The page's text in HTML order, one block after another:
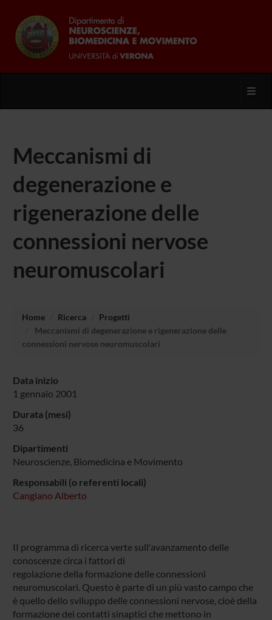
Meccanismi di
degenerazione e
rigenerazione delle
connessioni nervose
neuromuscolari
Home Ricerca
Progetti
Meccanismi di degenerazione e rigenerazione delle
connessioni nervose neuromuscolari
Data inizio
1 gennaio 2001
Durata (mesi)
36
Dipartimenti
Neuroscienze, Biomedicina e Movimento
Responsabili (o referenti locali)
Cangiano Alberto
II programma di ricerca verte sull'avanzamento delle
conoscenze circa i fattori di
regolazione della formazione delle connessioni
neuromuscolari. Questo è parte di un più vasto campo che
è quello dello sviluppo delle connessioni nervose, cioè della
formazione dei contatti sinaptici che mettono in